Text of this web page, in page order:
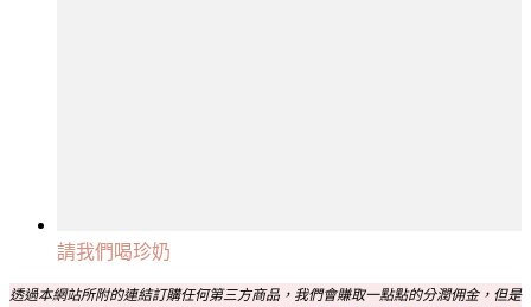
請我們喝珍奶
透過本網站所附的連結訂購任何第三方商品，我們會賺取一點點的分潤佣金，但是